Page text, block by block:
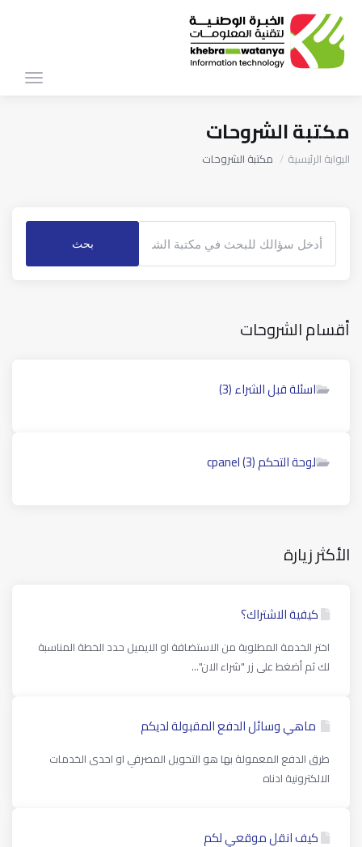
Toggle
مكتبة الشروحات
البوابة الرئيسية مكتبة الشروحات
أقسام الشروحات
اسئلة قبل الشراء (3)
لوحة التحكم cpanel (3)
الأكثر زيارة
كيفية الاشتراك؟
اختر الخدمة المطلوبة من الاستضافة او الايميل حدد الخطة المناسبة
لك ثم أضغط على زر "شراء الان"...
ماهي وسائل الدفع المقبولة لديكم
طرق الدفع المعمولة بها هو التحويل المصرفي او احدى الخدمات
الالكترونية ادناه
كيف انقل موقعي لكم